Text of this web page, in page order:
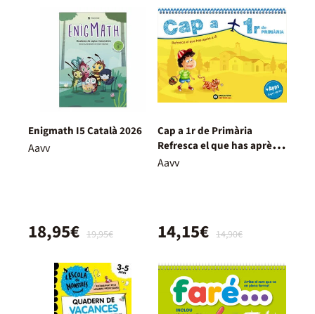
Enigmath I5 Català 2026
Aavv
19,95€
18,95€
Cap a 1r de Primària
Refresca el que has après a
I5
Aavv
14,90€
14,15€